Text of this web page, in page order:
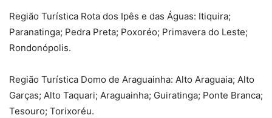
Região Turística Rota dos Ipês e das Águas: Itiquira;
Paranatinga; Pedra Preta; Poxoréo; Primavera do Leste;
Rondonópolis.
Região Turística Domo de Araguainha: Alto Araguaia; Alto
Garças; Alto Taquari; Araguainha; Guiratinga; Ponte Branca;
Tesouro; Torixoréu.